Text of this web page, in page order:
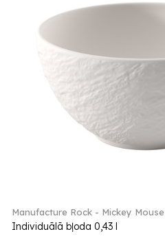
Manufacture Rock - Mickey Mouse
Individuālā bļoda 0,43 l